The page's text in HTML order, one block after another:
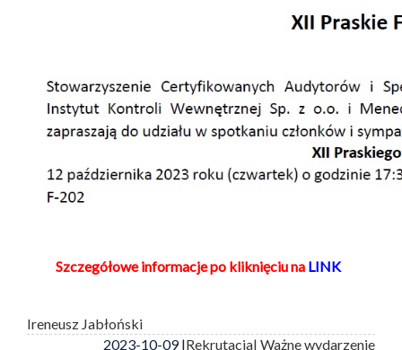
Szczegółowe informacje po kliknięciu na LINK
Ireneusz Jabłoński
2023-10-09 |Rekrutacja| Ważne wydarzenie